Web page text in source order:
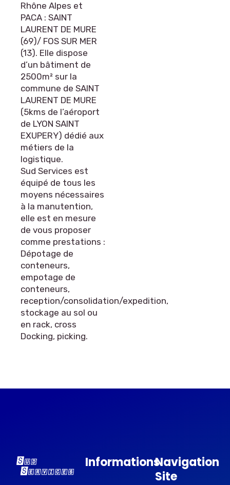
Rhône Alpes et
PACA : SAINT
LAURENT DE MURE
(69)/ FOS SUR MER
(13). Elle dispose
d’un bâtiment de
2500m² sur la
commune de SAINT
LAURENT DE MURE
(5kms de l’aéroport
de LYON SAINT
EXUPERY) dédié aux
métiers de la
logistique.
Sud Services est
équipé de tous les
moyens nécessaires
à la manutention,
elle est en mesure
de vous proposer
comme prestations :
Dépotage de
conteneurs,
empotage de
conteneurs,
reception/consolidation/expedition,
stockage au sol ou
en rack, cross
Docking, picking.
InformationsNavigation
Site